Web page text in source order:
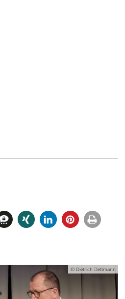
© Dietrich Dettmann